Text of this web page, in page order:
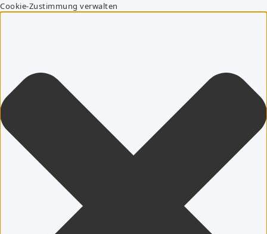
Cookie-Zustimmung verwalten